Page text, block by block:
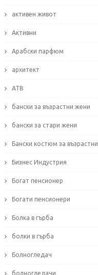
активен живот
Активни
Арабски парфюм
архитект
АТВ
бански за възрастни жени
бански за стари жени
Бански костюм за възрастни
Бизнес Индустрия
Богат пенсионер
Богати пенсионери
Болка в гърба
болки в гърба
Болногледач
болногледачи